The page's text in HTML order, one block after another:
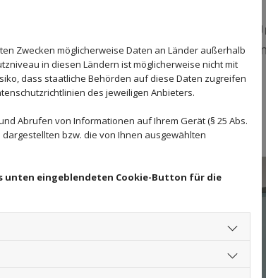
gesunder Zähne zu unterstützen.
Beratung und Behandlung,
Zwecken möglicherweise Daten an Länder außerhalb
in diesen Ländern ist möglicherweise nicht mit
dass staatliche Behörden auf diese Daten zugreifen
des jeweiligen Anbieters.
Abrufen von Informationen auf Ihrem Gerät (§ 25 Abs.
bzw. die von Ihnen ausgewählten
unten eingeblendeten Cookie-Button für die